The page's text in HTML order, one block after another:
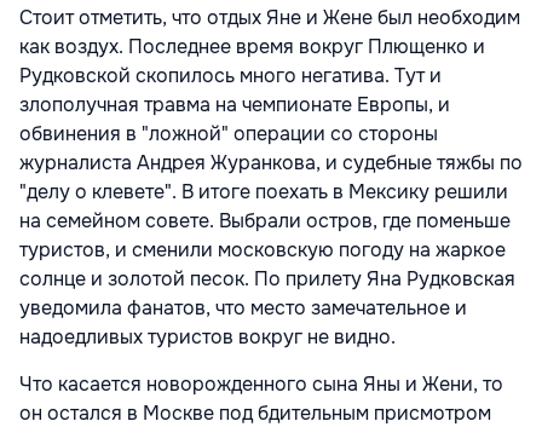
Стоит отметить, что отдых Яне и Жене был необходим
как воздух. Последнее время вокруг Плющенко и
Рудковской скопилось много негатива. Тут и
злополучная травма на чемпионате Европы, и
обвинения в "ложной" операции со стороны
журналиста Андрея Журанкова, и судебные тяжбы по
"делу о клевете". В итоге поехать в Мексику решили
на семейном совете. Выбрали остров, где поменьше
туристов, и сменили московскую погоду на жаркое
солнце и золотой песок. По прилету Яна Рудковская
уведомила фанатов, что место замечательное и
надоедливых туристов вокруг не видно.
Что касается новорожденного сына Яны и Жени, то
он остался в Москве под бдительным присмотром